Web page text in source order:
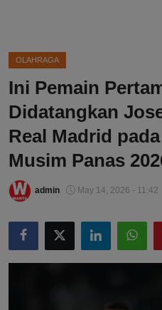
OLAHRAGA
Ini Pemain
Didatangkan
Real Madrid
Musim Panas
admin May 14, 2026 - 11:42